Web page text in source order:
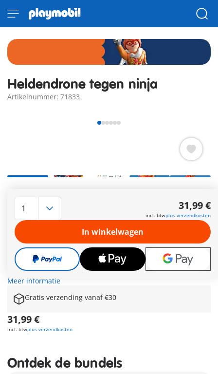
Heldendrone tegen ninja
Artikelnummer: 71833
rivaliserende ninja's! Red Dragon valt aan met zijn mobiele
drakendrone, waarvan de draaiende vleugels zorgen voor
dynamische missies. Het ingebouwde kanon, dat projectielen
afvuurt met een trekker, zorgt voor extra spanning. Terwijl
Shadow Raven zich met pijl en boog en een shuriken achter
een kapotte muur verdedigt, gebruikt Red Dragon in de close
combat zijn krachtige Chinese lange sabel om voor zijn clan te
vechten. Deze set biedt spannende ninja-actie!
Meer informatie
Gratis verzending vanaf €30
31,99 €
incl. btwplus verzendkosten
31,99 €
incl. btwplus verzendkosten
In winkelwagen
Ontdek de bundels